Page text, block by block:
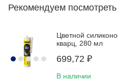
Рекомендуем посмотреть
Цветной
кварц, 280 мл
699,72 ₽
В наличии